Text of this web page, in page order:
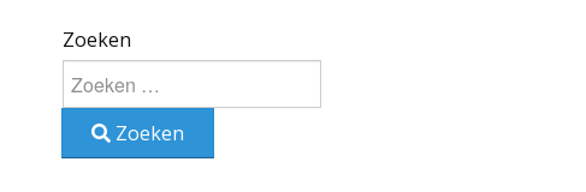
Zoeken
Zoeken